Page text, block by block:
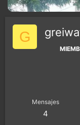
G
Mensajes
4